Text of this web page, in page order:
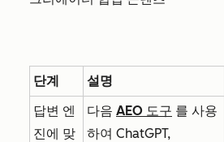
단계 설명
답변 엔
진에 맞
다음 AEO 도구 를 사용
하여 ChatGPT,